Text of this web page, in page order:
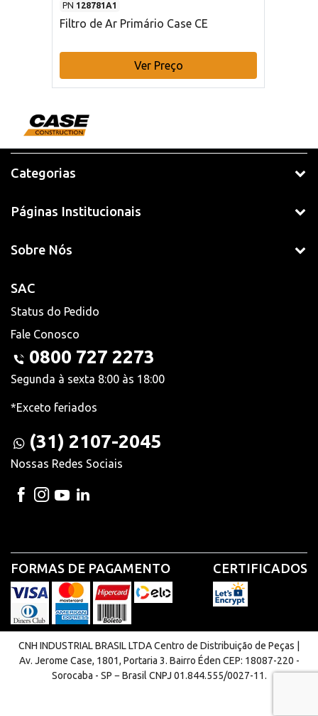
PN 128781A1
Filtro de Ar Primário Case CE
Ver Preço
Categorias
Páginas Institucionais
Sobre Nós
SAC
Status do Pedido
Fale Conosco
0800 727 2273
Segunda à sexta 8:00 às 18:00
*Exceto feriados
(31) 2107-2045
Nossas Redes Sociais
FORMAS DE PAGAMENTO CERTIFICADOS
CNH INDUSTRIAL BRASIL LTDA Centro de Distribuição de Peças |
Av. Jerome Case, 1801, Portaria 3. Bairro Éden CEP: 18087-220 -
Sorocaba - SP − Brasil CNPJ 01.844.555/0027-11.